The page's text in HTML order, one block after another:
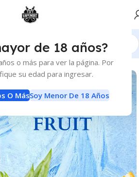
de 18 años?
o más para ver la página. Por
su edad para ingresar.
O MásSoy Menor De 18 Años
de Nicotina